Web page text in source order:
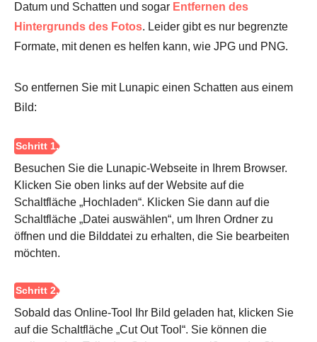
Schritt 2.
Datum und Schatten und sogar Entfernen des
Hintergrunds des Fotos. Leider gibt es nur begrenzte
Formate, mit denen es helfen kann, wie JPG und PNG.
So entfernen Sie mit Lunapic einen Schatten aus einem
Bild:
Besuchen Sie die Lunapic-Webseite in Ihrem Browser.
Klicken Sie oben links auf der Website auf die
Schaltfläche „Hochladen“. Klicken Sie dann auf die
Schaltfläche „Datei auswählen“, um Ihren Ordner zu
öffnen und die Bilddatei zu erhalten, die Sie bearbeiten
möchten.
Sobald das Online-Tool Ihr Bild geladen hat, klicken Sie
auf die Schaltfläche „Cut Out Tool“. Sie können die